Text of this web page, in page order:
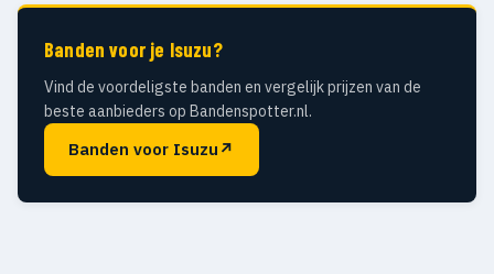
Banden voor je Isuzu?
Vind de voordeligste banden en vergelijk prijzen van de
beste aanbieders op Bandenspotter.nl.
Banden voor Isuzu ↗